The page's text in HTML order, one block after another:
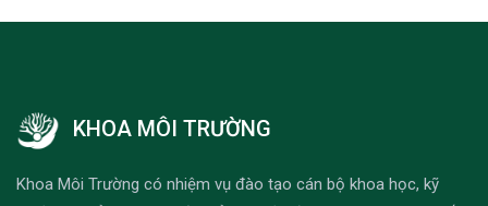
KHOA MÔI TRƯỜNG
Khoa Môi Trường có nhiệm vụ đào tạo cán bộ khoa học, kỹ